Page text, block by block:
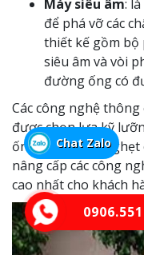
Máy siêu âm:
để phá vỡ các
thiết kế gồm bộ
siêu âm và vòi
đường ống có
Các công nghệ
được chọn lựa kỹ
ống và mức độ
nâng cấp các công
cao nhất cho khách
Chat Zalo